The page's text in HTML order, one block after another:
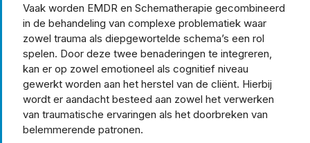
Vaak worden EMDR en Schematherapie gecombineerd
in de behandeling van complexe problematiek waar
zowel trauma als diepgewortelde schema’s een rol
spelen. Door deze twee benaderingen te integreren,
kan er op zowel emotioneel als cognitief niveau
gewerkt worden aan het herstel van de cliënt. Hierbij
wordt er aandacht besteed aan zowel het verwerken
van traumatische ervaringen als het doorbreken van
belemmerende patronen.